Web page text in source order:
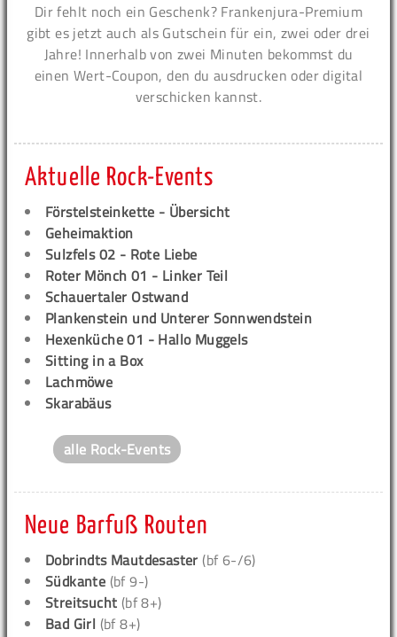
Dir fehlt noch ein Geschenk? Frankenjura-Premium
gibt es jetzt auch als Gutschein für ein, zwei oder drei
Jahre! Innerhalb von zwei Minuten bekommst du
einen Wert-Coupon, den du ausdrucken oder digital
verschicken kannst.
Aktuelle Rock-Events
Förstelsteinkette - Übersicht
Geheimaktion
Sulzfels 02 - Rote Liebe
Roter Mönch 01 - Linker Teil
Schauertaler Ostwand
Plankenstein und Unterer Sonnwendstein
Hexenküche 01 - Hallo Muggels
Sitting in a Box
Lachmöwe
Skarabäus
alle Rock-Events
Neue Barfuß Routen
Dobrindts Mautdesaster (bf 6-/6)
Südkante (bf 9-)
Streitsucht (bf 8+)
Bad Girl (bf 8+)